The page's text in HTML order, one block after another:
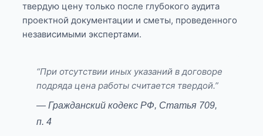
твердую цену только после глубокого аудита
проектной документации и сметы, проведенного
независимыми экспертами.
“При отсутствии иных указаний в договоре
подряда цена работы считается твердой.”
— Гражданский кодекс РФ, Статья 709,
п. 4